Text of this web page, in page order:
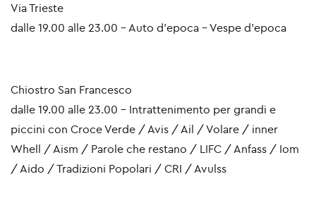
Via Trieste
dalle 19.00 alle 23.00 - Auto d'epoca - Vespe d'epoca
Chiostro San Francesco
dalle 19.00 alle 23.00 - Intrattenimento per grandi e
piccini con Croce Verde / Avis / Ail / Volare / inner
Whell / Aism / Parole che restano / LIFC / Anfass / Iom
/ Aido / Tradizioni Popolari / CRI / Avulss